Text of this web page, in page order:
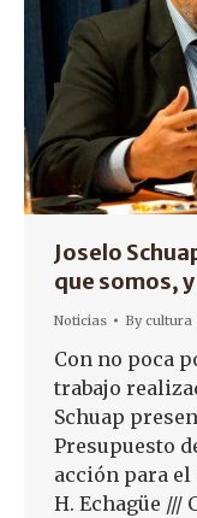
Joselo
que somos,
Noticias Bycultura
Con no poca
trabajo
Schuap
Presupuesto
acción para el
H. Echagüe ///